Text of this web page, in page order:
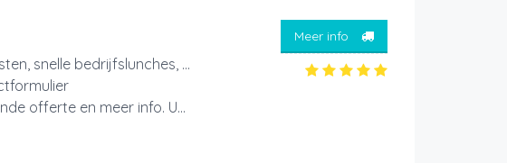
snelle bedrijfslunches, ...
offerte en meer info. U...
Meer info